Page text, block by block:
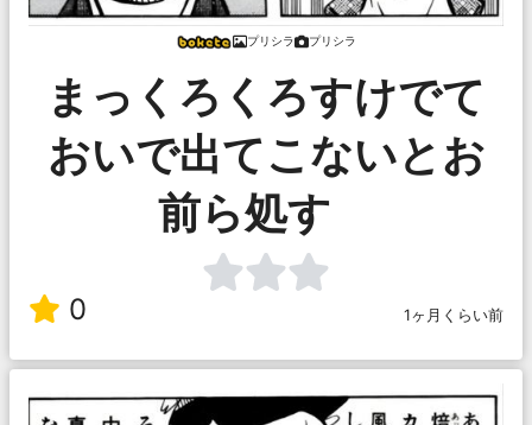
プリシラ プリシラ
まっくろくろすけでて
おいで出てこないとお
前ら処す
0 1ヶ月くらい前